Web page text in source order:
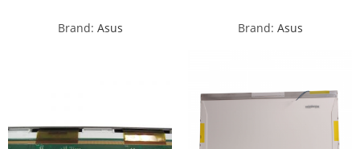
Brand: Asus
Brand: Asus